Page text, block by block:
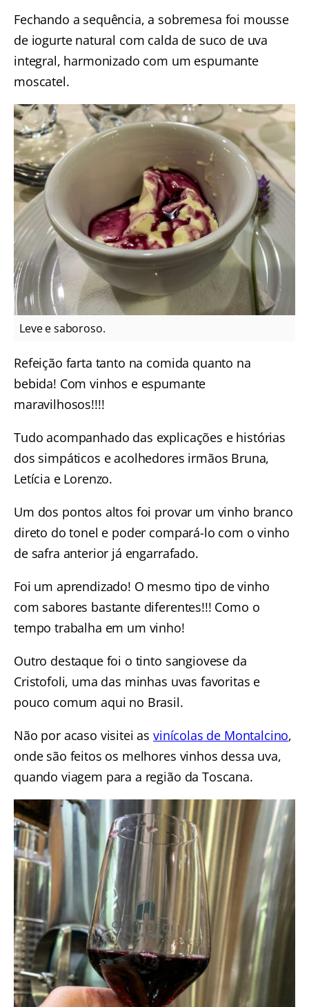
Fechando a sequência, a sobremesa foi mousse
de iogurte natural com calda de suco de uva
integral, harmonizado com um espumante
moscatel.
Leve e saboroso.
Refeição farta tanto na comida quanto na
bebida! Com vinhos e espumante
maravilhosos!!!!
Tudo acompanhado das explicações e histórias
dos simpáticos e acolhedores irmãos Bruna,
Letícia e Lorenzo.
Um dos pontos altos foi provar um vinho branco
direto do tonel e poder compará-lo com o vinho
de safra anterior já engarrafado.
Foi um aprendizado! O mesmo tipo de vinho
com sabores bastante diferentes!!! Como o
tempo trabalha em um vinho!
Outro destaque foi o tinto sangiovese da
Cristofoli, uma das minhas uvas favoritas e
pouco comum aqui no Brasil.
Não por acaso visitei as vinícolas de Montalcino,
onde são feitos os melhores vinhos dessa uva,
quando viagem para a região da Toscana.